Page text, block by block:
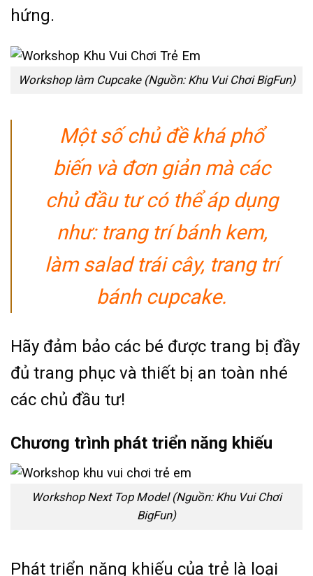
hứng.
Workshop làm Cupcake (Nguồn: Khu Vui Chơi BigFun)
Một số chủ đề khá phổ
biến và đơn giản mà các
chủ đầu tư có thể áp dụng
như: trang trí bánh kem,
làm salad trái cây, trang trí
bánh cupcake.
Hãy đảm bảo các bé được trang bị đầy
đủ trang phục và thiết bị an toàn nhé
các chủ đầu tư!
Chương trình phát triển năng khiếu
Workshop Next Top Model (Nguồn: Khu Vui Chơi
BigFun)
Phát triển năng khiếu của trẻ là loại